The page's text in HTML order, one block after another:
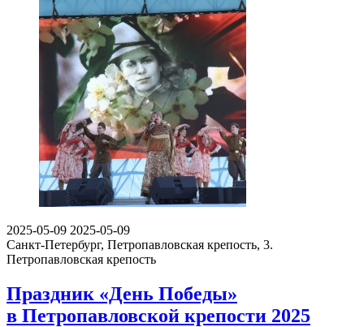
2025-05-09 2025-05-09
Санкт-Петербург, Петропавловская крепость, 3.
Петропавловская крепость
Праздник «День Победы»
в Петропавловской крепости 2025